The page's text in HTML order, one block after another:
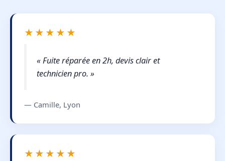
★★★★★
« Fuite réparée en 2h, devis clair et
technicien pro. »
— Camille, Lyon
★★★★★